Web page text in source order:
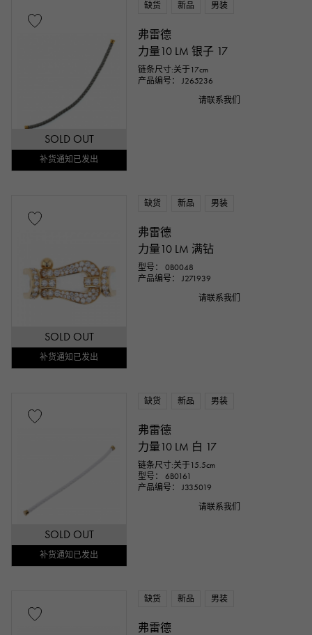
SOLD OUT
补货通知已发出
缺货 新品 男装
弗雷德
力量10 LM 银子 17
链条尺寸:关于17cm
产品编号： J265236
请联系我们
SOLD OUT
补货通知已发出
缺货 新品 男装
弗雷德
力量10 LM 满钻
型号： 0B0048
产品编号： J271939
请联系我们
SOLD OUT
补货通知已发出
缺货 新品 男装
弗雷德
力量10 LM 白 17
链条尺寸:关于15.5cm
型号： 6B0161
产品编号： J335019
请联系我们
缺货 新品 男装
弗雷德